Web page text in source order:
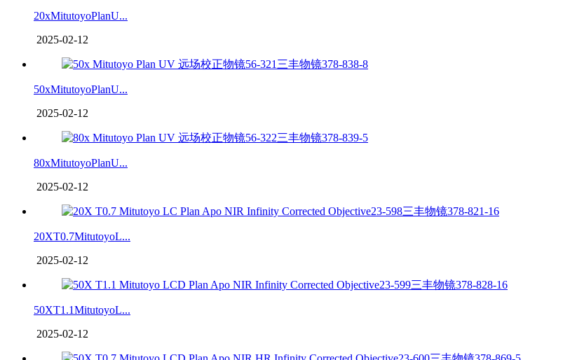
20xMitutoyoPlanU...
2025-02-12
50xMitutoyoPlanU...
2025-02-12
80xMitutoyoPlanU...
2025-02-12
20XT0.7MitutoyoL...
2025-02-12
50XT1.1MitutoyoL...
2025-02-12